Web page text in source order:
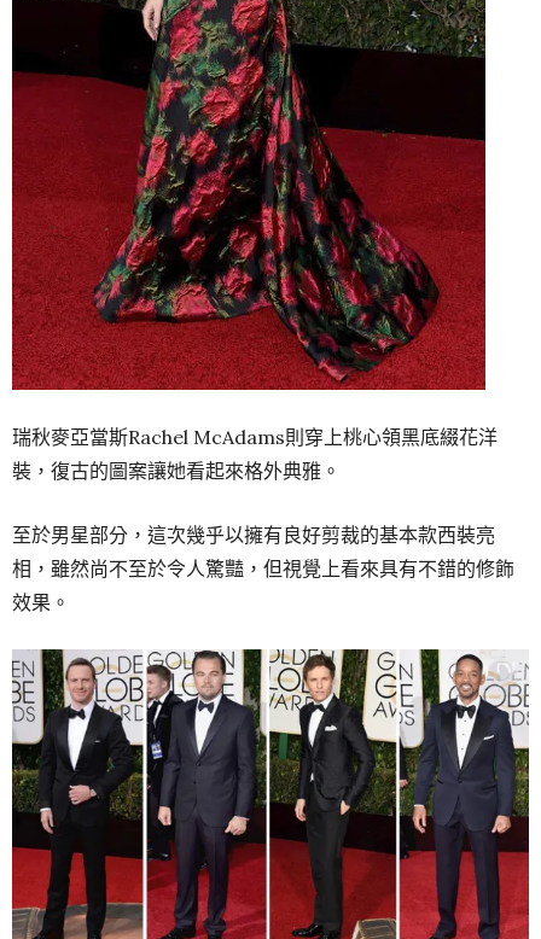
瑞秋麥亞當斯Rachel McAdams則穿上桃心領黑底綴花洋
裝，復古的圖案讓她看起來格外典雅。
至於男星部分，這次幾乎以擁有良好剪裁的基本款西裝亮
相，雖然尚不至於令人驚豔，但視覺上看來具有不錯的修飾
效果。